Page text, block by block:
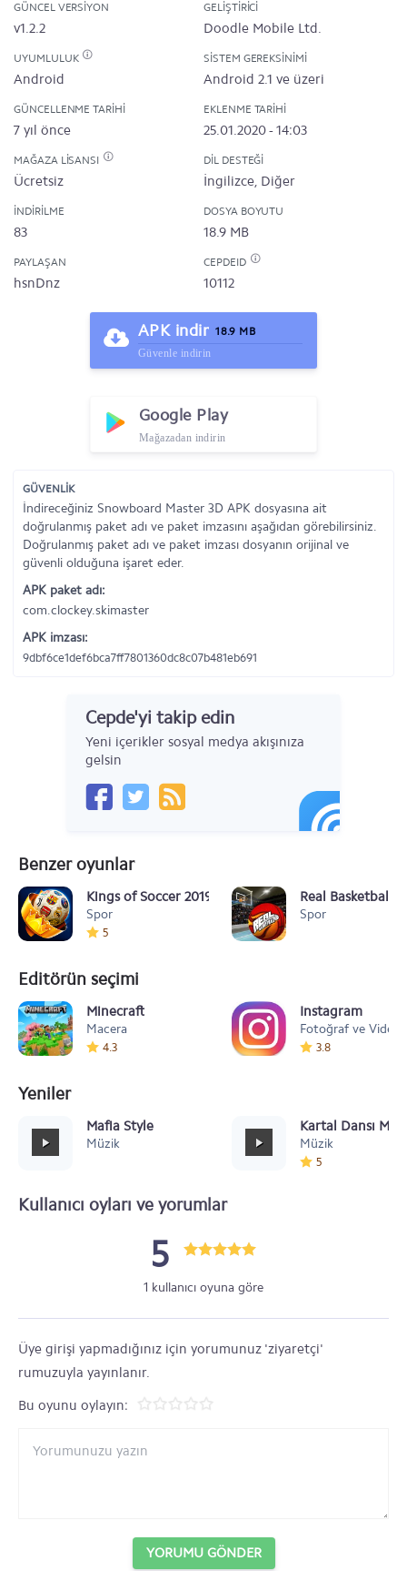
GÜNCEL VERSIYON
v1.2.2
GELIŞTIRICI
Doodle Mobile Ltd.
UYUMLULUK
Android
SISTEM GEREKSINIMI
Android 2.1 ve üzeri
GÜNCELLENME TARIHI
7 yıl önce
EKLENME TARIHI
25.01.2020 - 14:03
MAĞAZA LISANSI
Ücretsiz
DIL DESTEĞI
İngilizce, Diğer
İNDIRILME
83
DOSYA BOYUTU
18.9 MB
PAYLAŞAN
hsnDnz
CEPDEID
10112
APK indir 18.9 MB
Güvenle indirin
Google Play
Mağazadan indirin
GÜVENLİK
İndireceğiniz Snowboard Master 3D APK dosyasına ait
doğrulanmış paket adı ve paket imzasını aşağıdan görebilirsiniz.
Doğrulanmış paket adı ve paket imzası dosyanın orijinal ve
güvenli olduğuna işaret eder.
APK paket adı:
com.clockey.skimaster
APK imzası:
9dbf6ce1def6bca7ff7801360dc8c07b481eb691
Cepde'yi takip edin
Yeni içerikler sosyal medya akışınıza
gelsin
Benzer oyunlar
Kings of Soccer 2019
Spor
5
Real Basketball
Spor
Editörün seçimi
Minecraft
Macera
4.3
Instagram
Fotoğraf ve Video
3.8
Yeniler
Mafia Style
Müzik
Kartal Dansı
Müzik
5
Kullanıcı oyları ve yorumlar
5
1 kullanıcı oyuna göre
Üye girişi yapmadığınız için yorumunuz 'ziyaretçi'
rumuzuyla yayınlanır.
Bu oyunu oylayın:
YORUMU GÖNDER